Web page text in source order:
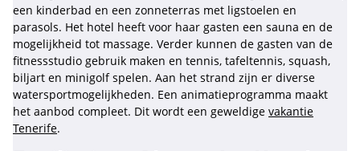
een kinderbad en een zonneterras met ligstoelen en
parasols. Het hotel heeft voor haar gasten een sauna en de
mogelijkheid tot massage. Verder kunnen de gasten van de
fitnessstudio gebruik maken en tennis, tafeltennis, squash,
biljart en minigolf spelen. Aan het strand zijn er diverse
watersportmogelijkheden. Een animatieprogramma maakt
het aanbod compleet. Dit wordt een geweldige vakantie
Tenerife.